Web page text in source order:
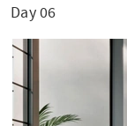
Day 06